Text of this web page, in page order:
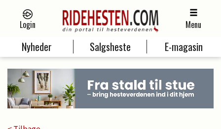
Login Menu
Nyheder Salgsheste E-magasin